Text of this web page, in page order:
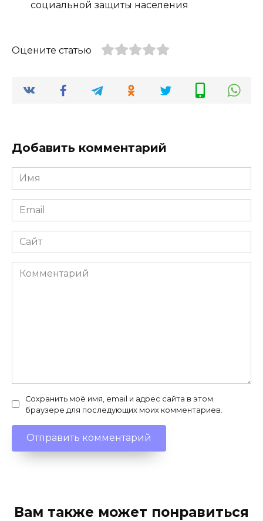
социальной защиты населения
Оцените статью
Добавить комментарий
Имя
*
Email
*
Сайт
Комментарий
Сохранить моё имя, email и адрес сайта в этом
браузере для последующих моих комментариев.
Вам также может понравиться